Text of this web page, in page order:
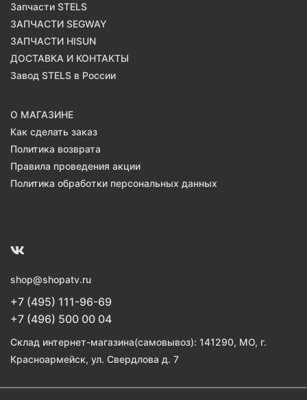
Запчасти STELS
ЗАПЧАСТИ SEGWAY
ЗАПЧАСТИ HISUN
ДОСТАВКА И КОНТАКТЫ
Завод STELS в России
О МАГАЗИНЕ
Как сделать заказ
Политика возврата
Правила проведения акции
Политика обработки персональных данных
shop@shopatv.ru
+7 (495) 111-96-69
+7 (496) 500 00 04
Склад интернет-магазина(самовывоз): 141290, МО, г.
Красноармейск, ул. Свердлова д. 7